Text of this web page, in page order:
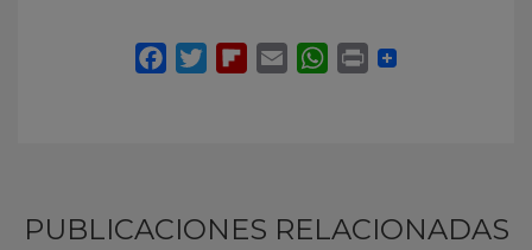
PUBLICACIONES RELACIONADAS